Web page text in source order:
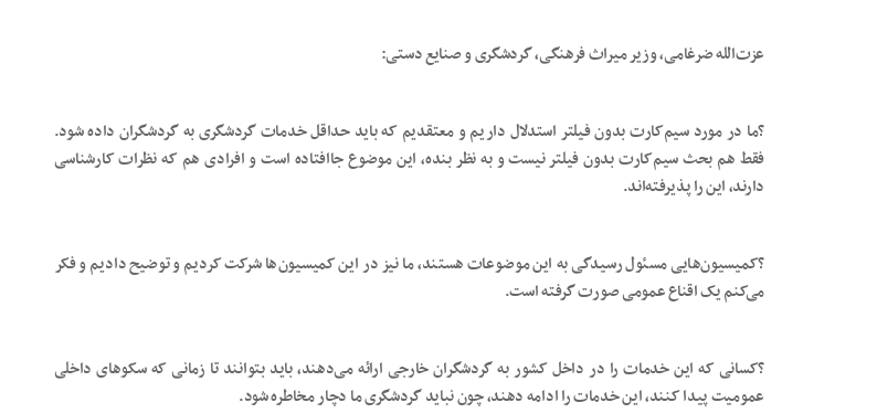
عزت‌الله ضرغامی، وزیر میراث فرهنگی، گردشگری و صنایع دستی:
?ما در مورد سیم‌کارت بدون فیلتر استدلال داریم و معتقدیم که باید حداقل خدمات گردشگری به گردشگران داده شود.
فقط هم بحث سیم‌کارت بدون فیلتر نیست و به نظر بنده، این موضوع جاافتاده است و افرادی هم که نظرات کارشناسی
دارند، این را پذیرفته‌اند.
?کمیسیون‌هایی مسئول رسیدگی به این موضوعات هستند، ما نیز در این کمیسیون‌ها شرکت کردیم و توضیح دادیم و فکر
می‌کنم یک اقناع عمومی صورت گرفته است.
?کسانی که این خدمات را در داخل کشور به گردشگران خارجی ارائه می‌دهند، باید بتوانند تا زمانی که سکوهای داخلی
عمومیت پیدا کنند، این خدمات را ادامه دهند، چون نباید گردشگری ما دچار مخاطره شود.